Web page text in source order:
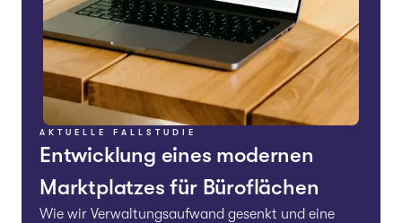
AKTUELLE FALLSTUDIE
Entwicklung eines modernen
Marktplatzes für Büroflächen
Wie wir Verwaltungsaufwand gesenkt und eine